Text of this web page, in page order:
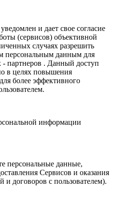
и дает свое согласие
(сервисов) объективной
случаях разрешить
персональным данным для
- партнеров . Данный доступ
в целях повышения
более эффективного
информации
персональные данные,
Сервисов и оказания
и договоров с пользователем).